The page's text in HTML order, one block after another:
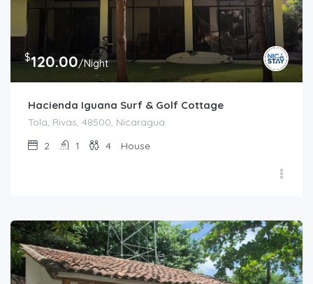
$120.00/Night
Hacienda Iguana Surf & Golf Cottage
Tola, Rivas, 48500, Nicaragua
2
1 4 House